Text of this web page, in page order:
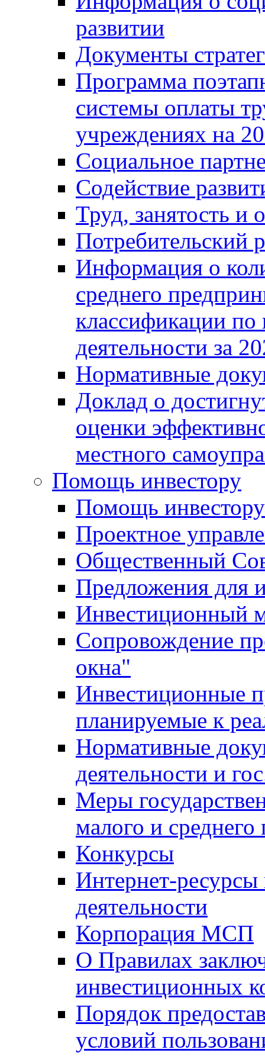
развитии
Документы
Программа
системы оплаты
учреждениях на
Социальное
Содействие
Труд, занятость и
Потребительский
Информация о
среднего
классификации
деятельности за
Нормативные
Доклад о
оценки
местного
Помощь инвестору
Помощь инвестору
Проектное
Общественный
Предложения для
Инвестиционный
Сопровождение
окна"
Инвестиционные
планируемые к
Нормативные
деятельности и
Меры
малого и среднего
Конкурсы
Интернет-
деятельности
Корпорация МСП
О Правилах
инвестиционных
Порядок
условий